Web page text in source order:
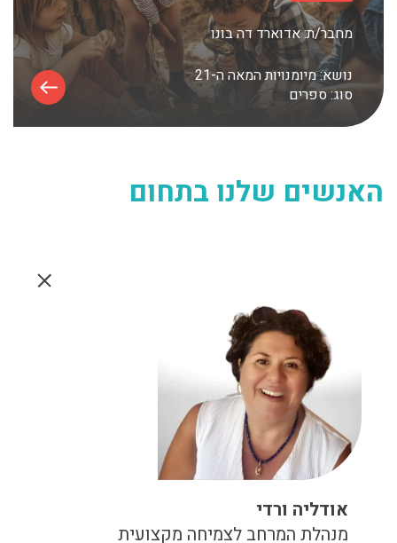
מחבר/ת:אדוארד דה בונו
נושא:מיומנויות המאה ה-21
סוג:ספרים
האנשים שלנו בתחום
אודליה ורדי
מנהלת המרחב לצמיחה מקצועית